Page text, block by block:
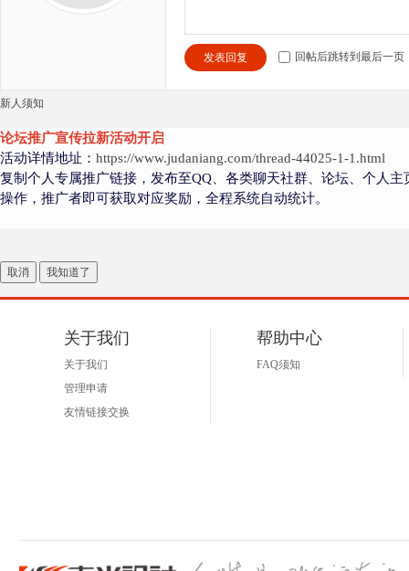
发表回复 回帖后跳转到最后一页
新人须知
论坛推广宣传拉新活动开启
活动详情地址： https://www.judaniang.com/thread-44025-1-1.html
复制个人专属推广链接，发布至QQ、各类聊天社群、论坛、个人
操作，推广者即可获取对应奖励，全程系统自动统计。
取消 我知道了
关于我们
关于我们
管理申请
友情链接交换
帮助中心
FAQ须知